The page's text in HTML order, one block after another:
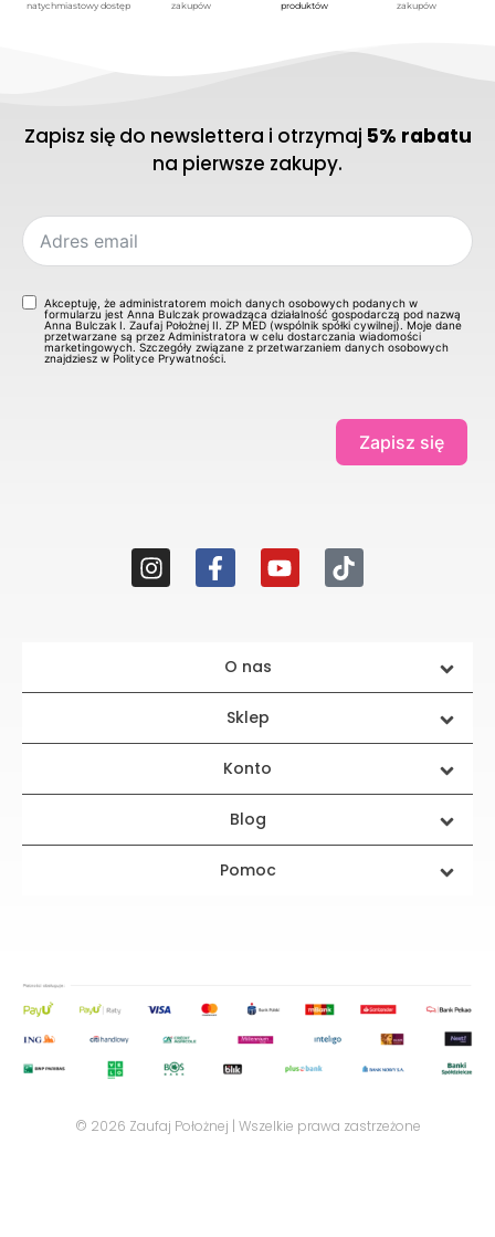
natychmiastowy dostęp
zakupów
produktów
zakupów
Zapisz się do newslettera i otrzymaj 5% rabatu
na pierwsze zakupy.
Akceptuję, że administratorem moich danych osobowych podanych w
formularzu jest Anna Bulczak prowadząca działalność gospodarczą pod nazwą
Anna Bulczak I. Zaufaj Położnej II. ZP MED (wspólnik spółki cywilnej). Moje dane
przetwarzane są przez Administratora w celu dostarczania wiadomości
marketingowych. Szczegóły związane z przetwarzaniem danych osobowych
znajdziesz w Polityce Prywatności.
Zapisz się
O nas
Sklep
Konto
Blog
Pomoc
© 2026 Zaufaj Położnej | Wszelkie prawa zastrzeżone